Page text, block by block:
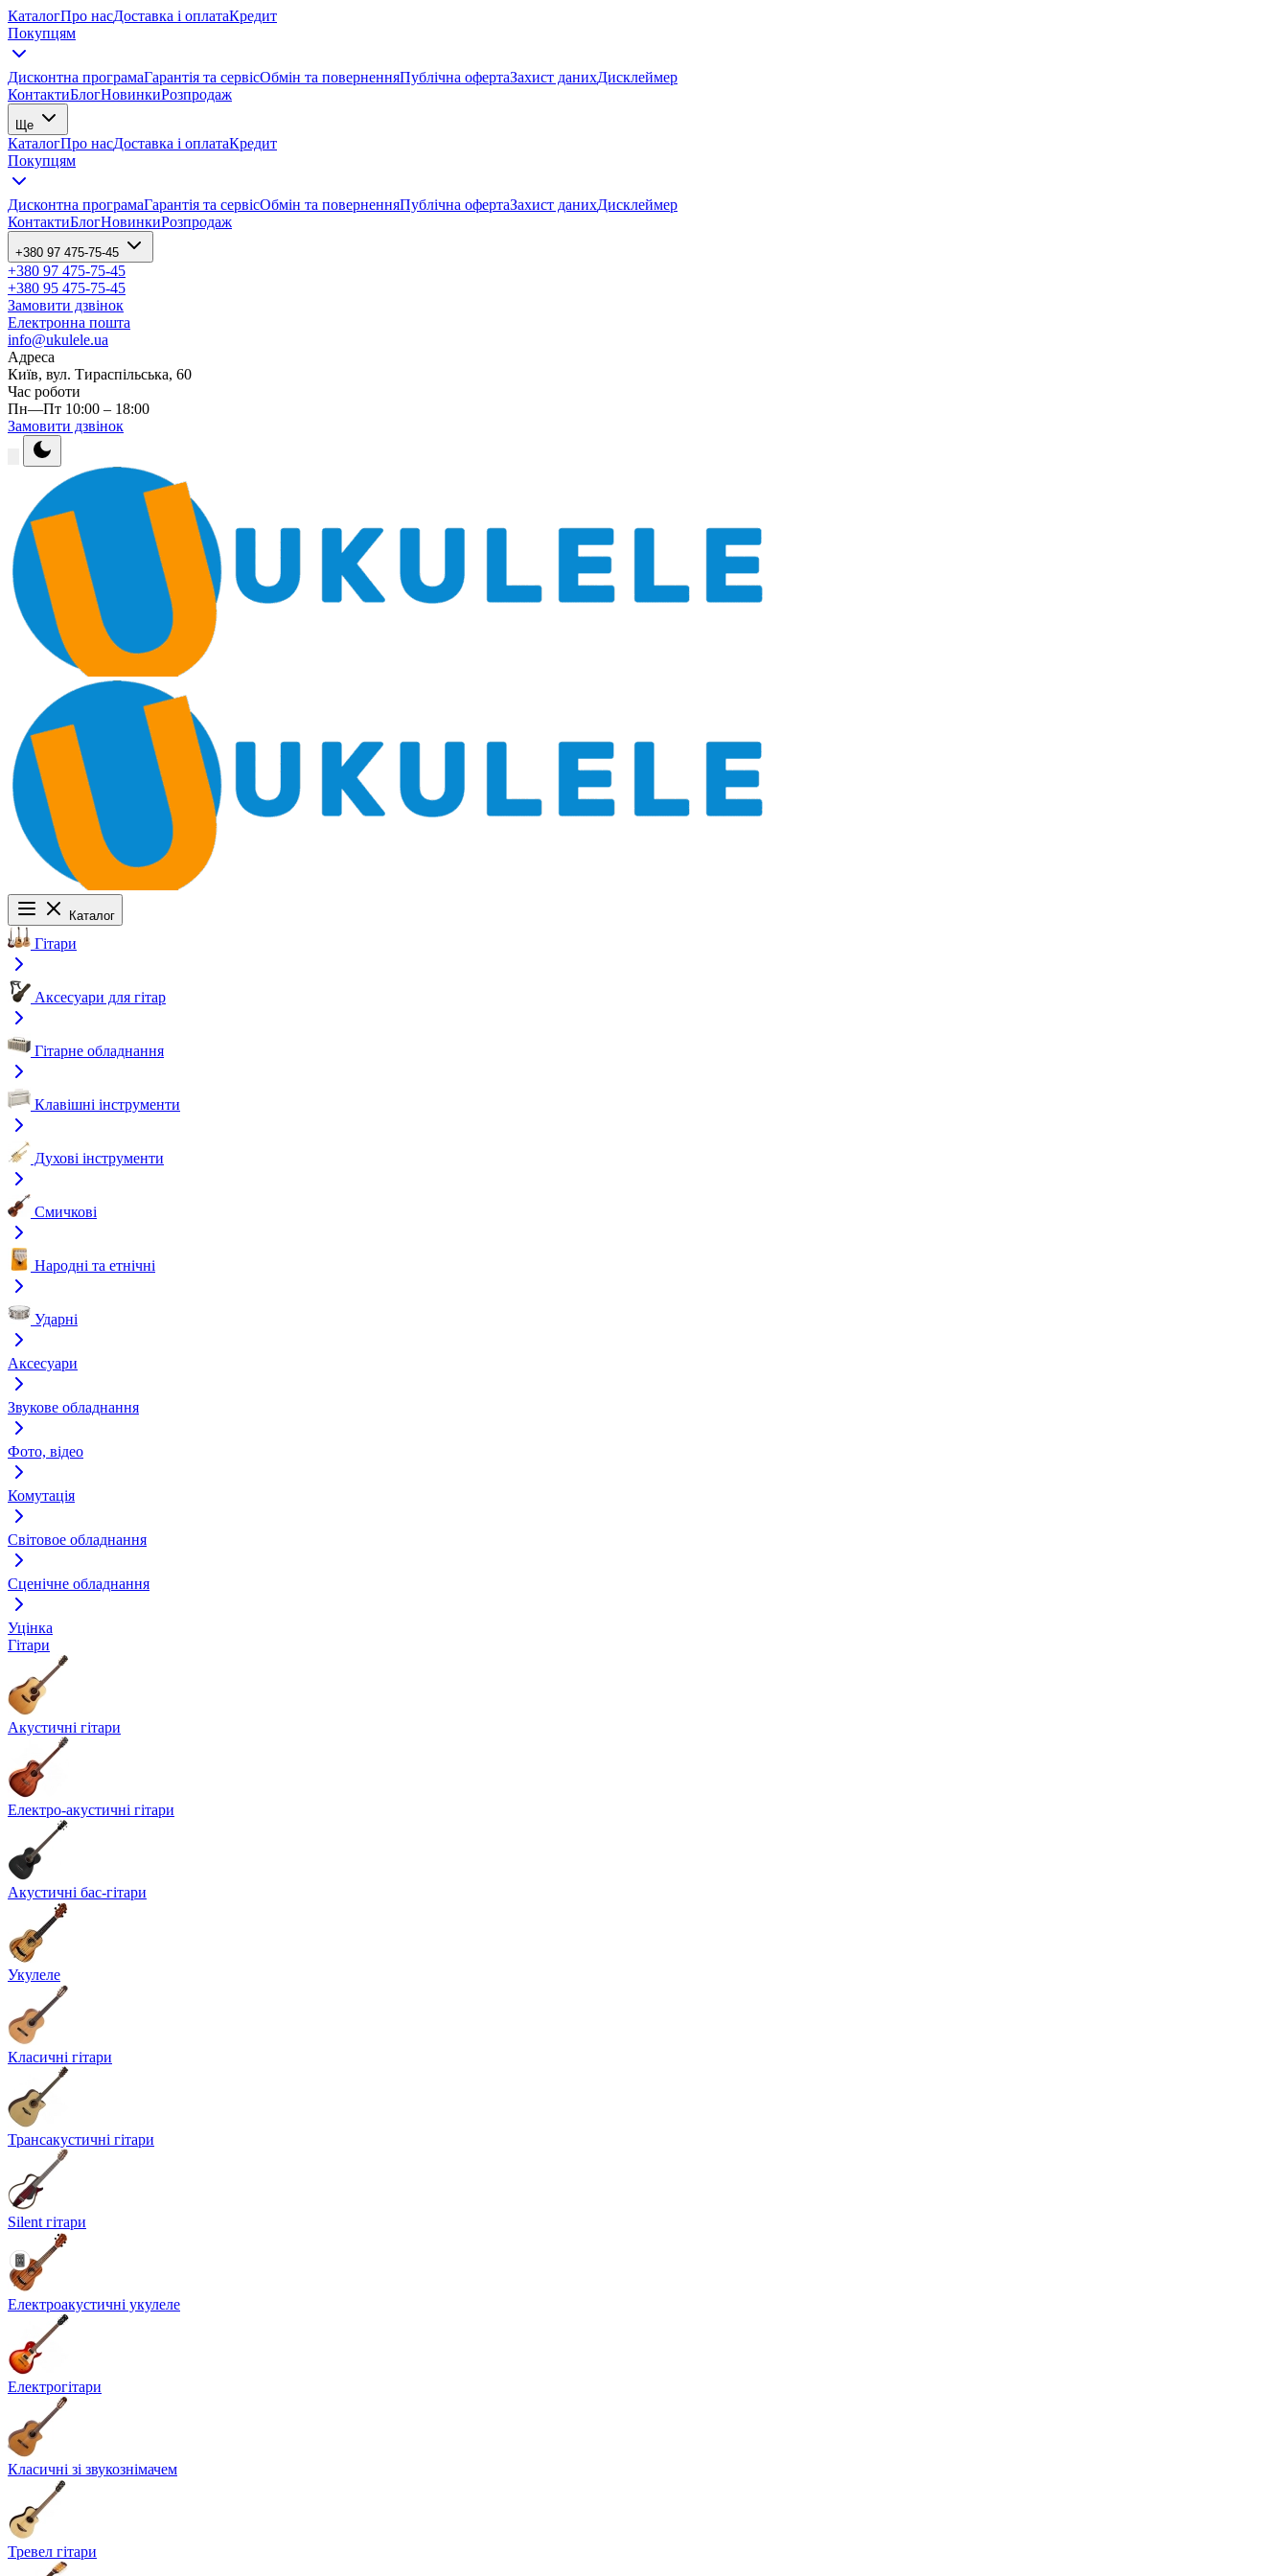
КаталогПро насДоставка і оплатаКредит
Покупцям
Дисконтна програмаГарантія та сервісОбмін та поверненняПублічна офертаЗахист данихДисклеймер
КонтактиБлогНовинкиРозпродаж
Ще
КаталогПро насДоставка і оплатаКредит
Покупцям
Дисконтна програмаГарантія та сервісОбмін та поверненняПублічна офертаЗахист данихДисклеймер
КонтактиБлогНовинкиРозпродаж
+380 97 475-75-45
+380 97 475-75-45
+380 95 475-75-45
Замовити дзвінок
Електронна пошта
info@ukulele.ua
Адреса
Київ, вул. Тираспільська, 60
Час роботи
Пн—Пт 10:00 – 18:00
Замовити дзвінок
Каталог
Гітари
Аксесуари для гітар
Гітарне обладнання
Клавішні інструменти
Духові інструменти
Смичкові
Народні та етнічні
Ударні
Аксесуари
Звукове обладнання
Фото, відео
Комутація
Світовое обладнання
Сценічне обладнання
Уцінка
Гітари
Акустичні гітари
Електро-акустичні гітари
Акустичні бас-гітари
Укулеле
Класичні гітари
Трансакустичні гітари
Silent гітари
Електроакустичні укулеле
Електрогітари
Класичні зі звукознімачем
Тревел гітари